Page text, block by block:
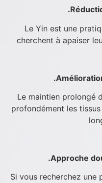
Le Yin est une
cherchent à apaiser
Le maintien prolongé
profondément les
.Approche
Si vous recherchez une